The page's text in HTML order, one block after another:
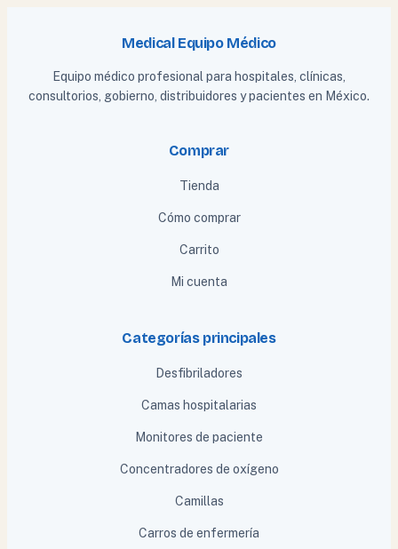
Medical Equipo Médico
Equipo médico profesional para hospitales, clínicas,
consultorios, gobierno, distribuidores y pacientes en México.
Comprar
Tienda
Cómo comprar
Carrito
Mi cuenta
Categorías principales
Desfibriladores
Camas hospitalarias
Monitores de paciente
Concentradores de oxígeno
Camillas
Carros de enfermería